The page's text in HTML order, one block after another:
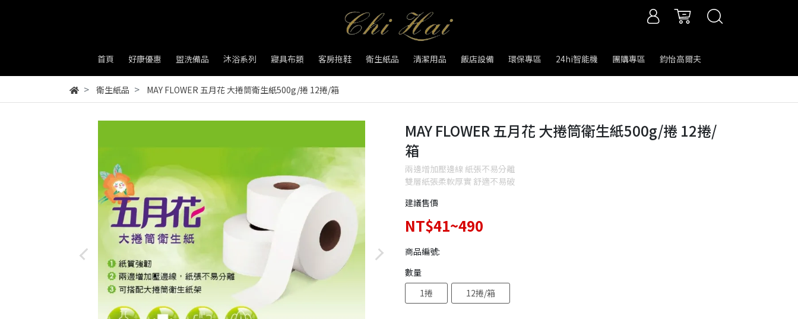
首頁 好康優惠 盥洗備品 沐浴系列 寢具布類 客房拖鞋 衛生紙品 清潔用品 飯店設備 環保專區 24hi智能機 團購專區 鈞怡高爾夫
衛生紙品 MAY FLOWER 五月花 大捲筒衛生紙500g/捲 12捲/箱
MAY FLOWER 五月花 大捲筒衛生紙500g/捲 12捲/
箱
兩邊增加壓邊線 紙張不易分離
雙層紙張柔軟厚實 舒適不易破
建議售價
NT$41~490
商品編號:
數量
1捲
12捲/箱